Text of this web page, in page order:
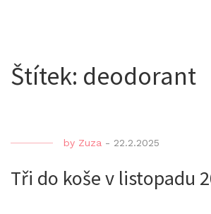
Štítek: deodorant
by Zuza - 22.2.2025
Tři do koše v listopadu